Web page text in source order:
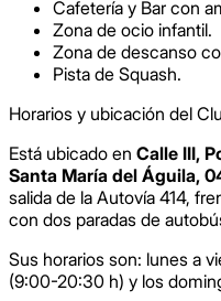
Cafetería y Bar con
Zona de ocio infantil.
Zona de descanso
Pista de Squash.
Horarios y ubicación del
Está ubicado en Calle III,
Santa María del Águila,
salida de la Autovía 414,
con dos paradas de
Sus horarios son: lunes a
(9:00-20:30 h) y los